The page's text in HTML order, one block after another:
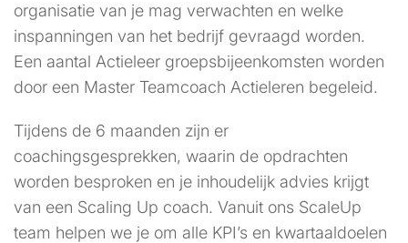
organisatie van je mag verwachten en welke
inspanningen van het bedrijf gevraagd worden.
Een aantal Actieleer groepsbijeenkomsten worden
door een Master Teamcoach Actieleren begeleid.
Tijdens de 6 maanden zijn er
coachingsgesprekken, waarin de opdrachten
worden besproken en je inhoudelijk advies krijgt
van een Scaling Up coach. Vanuit ons ScaleUp
team helpen we je om alle KPI’s en kwartaaldoelen